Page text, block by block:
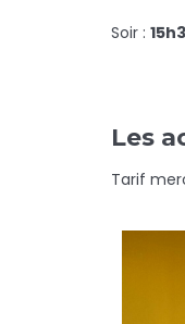
Soir :
Les
Tarif